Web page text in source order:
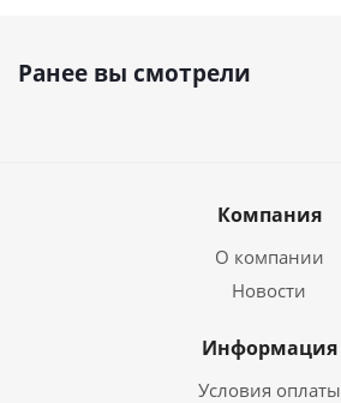
Ранее вы смотрели
Компания
О компании
Новости
Информация
Условия оплаты